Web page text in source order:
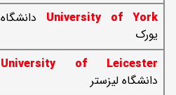
University of York دانشگاه
یورک
University of Leicester
دانشگاه لیزستر